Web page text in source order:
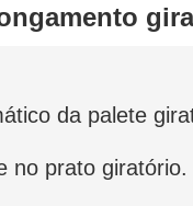
da palete
no prato